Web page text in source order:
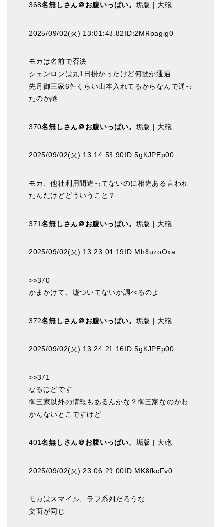
368名無しさん＠お腹いっぱい。 垢版 | 大砲
2025/09/02(火) 13:01:48.82ID:2MRpagig0
モカは名前で否決
シェンロンは丸1日掛かったけど何故か通過
先月御三家6件くらい山本入れてるからなんで通っ
たのか謎
370名無しさん＠お腹いっぱい。 垢版 | 大砲
2025/09/02(火) 13:14:53.90ID:5gKJPEp00
モカ、他社利用間違ってないのに相違ある言われ
たんだけどどういうこと？
371名無しさん＠お腹いっぱい。 垢版 | 大砲
2025/09/02(火) 13:23:04.19ID:Mh8uzoOxa
>>370
かまかけて、嘘ついてないか調べるのよ
372名無しさん＠お腹いっぱい。 垢版 | 大砲
2025/09/02(火) 13:24:21.16ID:5gKJPEp00
>>371
なるほどです
御三家以外の情報もあるんかな？御三家なのかわ
かんないとこですけど
401名無しさん＠お腹いっぱい。 垢版 | 大砲
2025/09/02(火) 23:06:29.00ID:MK8fkcFv0
モカはスマイル、ラフ系列だろうな
文面が同じ